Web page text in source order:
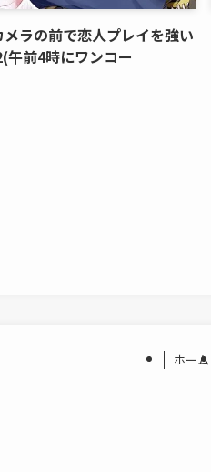
ラの前で恋人プレイを強い
午前4時にワンコー
ホーム